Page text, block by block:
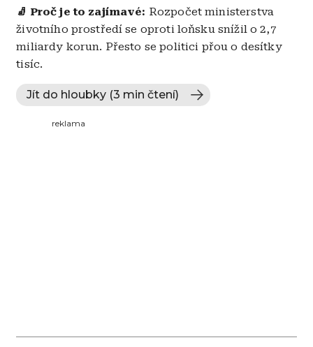
🧦 Proč je to zajímavé: Rozpočet ministerstva
životního prostředí se oproti loňsku snížil o 2,7
miliardy korun. Přesto se politici přou o desítky
tisíc.
Jít do hloubky (3 min čtení)
reklama